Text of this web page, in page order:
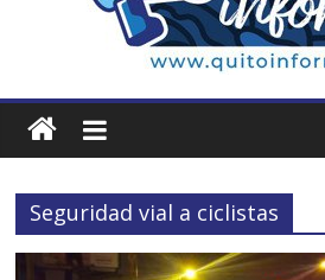
Seguridad vial a ciclistas